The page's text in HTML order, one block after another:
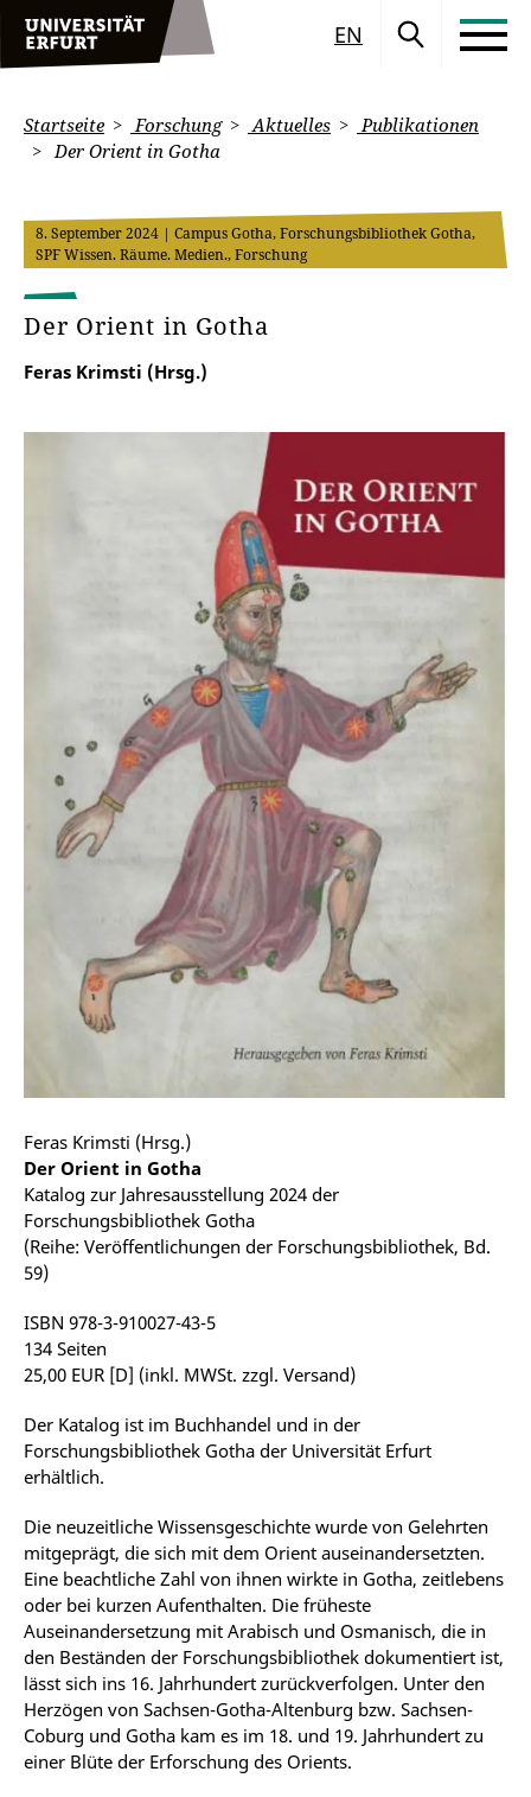
EN
Startseite Forschung Aktuelles
Publikationen
Der Orient in Gotha
8. September 2024 | Campus Gotha, Forschungsbibliothek Gotha,
SPF Wissen. Räume. Medien., Forschung
Der Orient in Gotha
Feras Krimsti (Hrsg.)
Feras Krimsti (Hrsg.)
Der Orient in Gotha
Katalog zur Jahresausstellung 2024 der
Forschungsbibliothek Gotha
(Reihe: Veröffentlichungen der Forschungsbibliothek, Bd.
59)
ISBN 978-3-910027-43-5
134 Seiten
25,00 EUR [D] (inkl. MWSt. zzgl. Versand)
Der Katalog ist im Buchhandel und in der
Forschungsbibliothek Gotha der Universität Erfurt
erhältlich.
Die neuzeitliche Wissensgeschichte wurde von Gelehrten
mitgeprägt, die sich mit dem Orient auseinandersetzten.
Eine beachtliche Zahl von ihnen wirkte in Gotha, zeitlebens
oder bei kurzen Aufenthalten. Die früheste
Auseinandersetzung mit Arabisch und Osmanisch, die in
den Beständen der Forschungsbibliothek dokumentiert ist,
lässt sich ins 16. Jahrhundert zurückverfolgen. Unter den
Herzögen von Sachsen-Gotha-Altenburg bzw. Sachsen-
Coburg und Gotha kam es im 18. und 19. Jahrhundert zu
einer Blüte der Erforschung des Orients.